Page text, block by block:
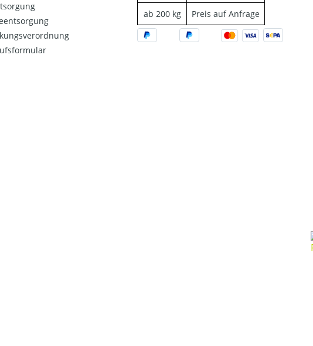
ab 200 kg
Preis auf Anfrage